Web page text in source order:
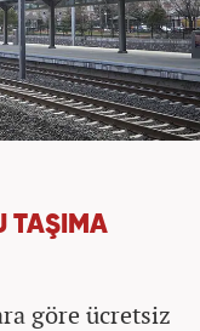
TAŞIMA
göre ücretsiz